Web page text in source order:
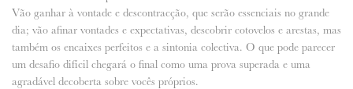
Vão ganhar à vontade e descontracção, que serão essenciais no grande
dia; vão afinar vontades e expectativas, descobrir cotovelos e arestas, mas
também os encaixes perfeitos e a sintonia colectiva. O que pode parecer
um desafio difícil chegará o final como uma prova superada e uma
agradável decoberta sobre vocês próprios.